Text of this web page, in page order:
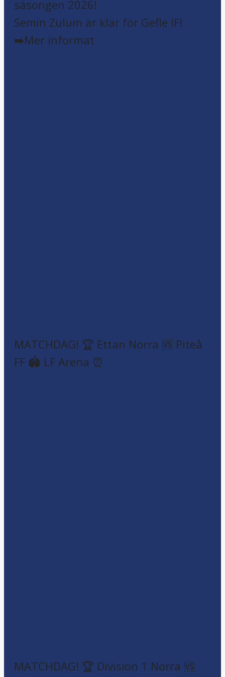
Semin Zulum är klar för Gefle IF!
➡️Mer informat
MATCHDAG! 🏆 Ettan Norra 🆚 Piteå
FF 🏟️ LF Arena ⏰
MATCHDAG! 🏆 Division 1 Norra 🆚